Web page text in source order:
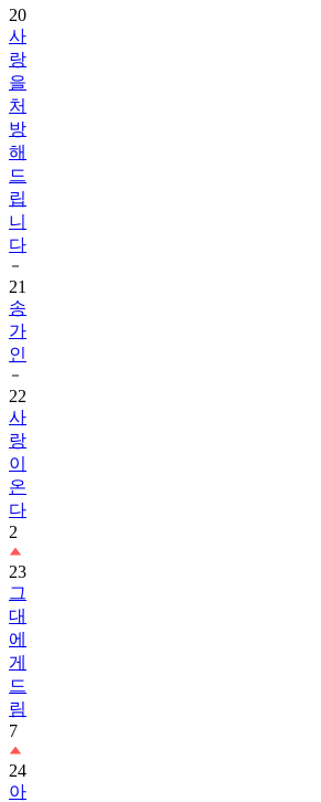
20
사
랑
을
처
방
해
드
립
니
다
21
송
가
인
22
사
랑
이
온
다
2
23
그
대
에
게
드
림
7
24
아